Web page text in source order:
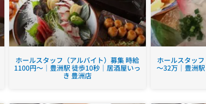
ホールスタッフ（アルバイト）募集 時給
1100円～｜豊洲駅 徒歩10秒｜居酒屋いっ
き 豊洲店
ホールスタッ
～32万｜豊洲